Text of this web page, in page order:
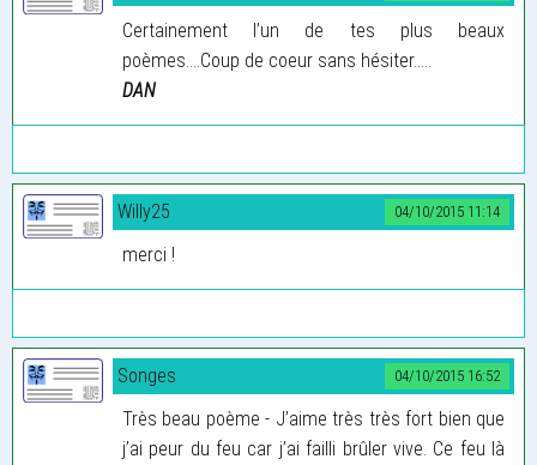
Certainement l’un de tes plus beaux
poèmes....Coup de coeur sans hésiter.....
DAN
04/10/2015 11:14
Willy25
merci !
04/10/2015 16:52
Songes
Très beau poème - J’aime très très fort bien que
j’ai peur du feu car j’ai failli brûler vive. Ce feu là